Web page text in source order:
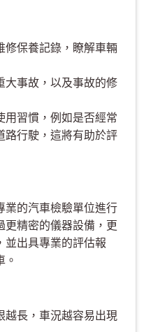
修保養記錄，瞭解車輛
大事故，以及事故的修
用習慣，例如是否經常
路行駛，這將有助於評
業的汽車檢驗單位進行
更精密的儀器設備，更
並出具專業的評估報
。
越長，車況越容易出現